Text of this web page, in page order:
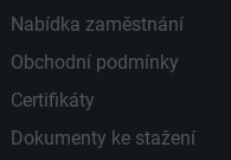
Nabídka zaměstnání
Obchodní podmínky
Certifikáty
Dokumenty ke stažení